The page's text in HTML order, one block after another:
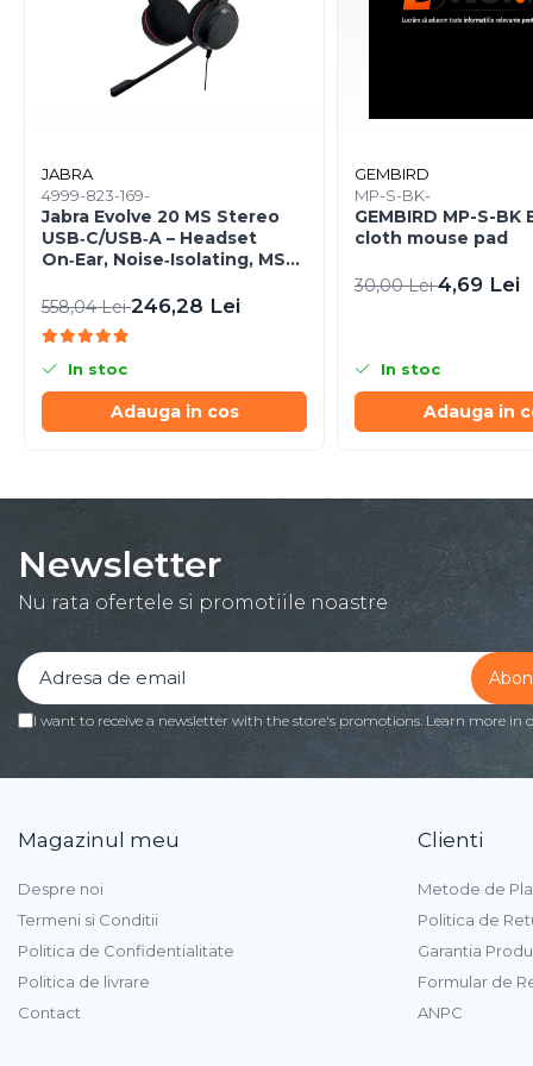
Caști & Microfoane
Căști Gaming & Consumer
Ecrane Digital Signage
Ecrane Touchscreen Digital
Signage
Proiectoare
Proiectoare Business
Proiectoare Consumer
Componente
Plăci de baza
Plăci de Bază Amd
Procesoare
Procesoare Desktop
HDD Externe
HDD Interne
SSD Externe
Memorii
Memorii Laptop
Memorii Flash
Stick-uri USB
Surse de alimentare
Surse de Alimentare PC
Ventilatoare & Sisteme de
JABRA
4999-823-169-
Jabra Evolve 20 MS Stereo
USB‑C/USB‑A – Headset
On‑Ear, Noise‑Isolating, MS
558,04 Lei246,28 Lei
In stoc
Adauga in cos
GEMBIRD
MP-S-BK-
GEMBIRD MP-S-BK
cloth mouse pad
30,00 Lei4,69 Lei
In stoc
Adauga in
Newsletter
Nu rata ofertele si promotiile noastre
I want to receive a newsletter with the store's promotions. Learn more in
Magazinul meu
Despre noi
Termeni si Conditii
Politica de Confidentialitate
Politica de livrare
Contact
Clienti
Metode de
Politica de
Garantia
Formular de
ANPC